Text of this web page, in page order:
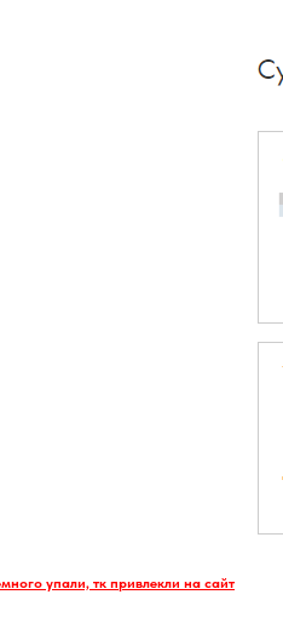
упали, тк привлекли на сайт